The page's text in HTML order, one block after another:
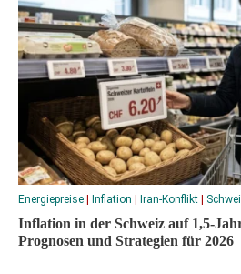
Energiepreise | Inflation | Iran-Konflikt |
Inflation in der Schweiz auf 1,5-
Prognosen und Strategien für 2026